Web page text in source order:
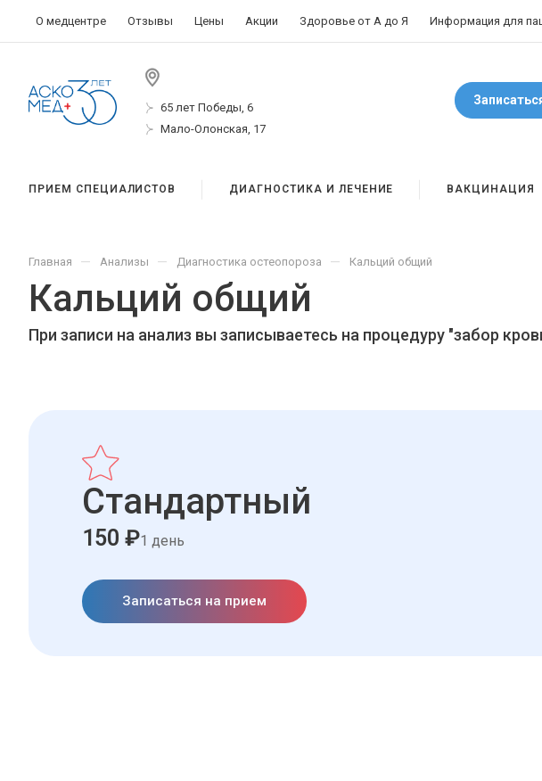
О медцентре Отзывы Цены Акции Здоровье от А до Я Информация для
65 лет Победы, 6
Мало-Олонская, 17
ПРИЕМ СПЕЦИАЛИСТОВ ДИАГНОСТИКА И ЛЕЧЕНИЕ ВАКЦИНАЦИЯ
Кальций общий
При записи на анализ вы записываетесь на процедуру "забор
Главная — Анализы — Диагностика остеопороза — Кальций общий
Стандартный
150 ₽1 день
Записаться на прием